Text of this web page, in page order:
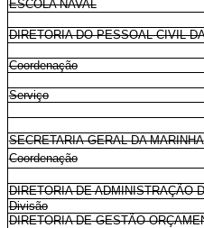
ESCOLA NAVAL
DIRETORIA DO PESSOAL CIVIL
Coordenação
Serviço
SECRETARIA-GERAL DA MARINHA
Coordenação
DIRETORIA DE ADMINISTRAÇÃO
Divisão
DIRETORIA DE GESTÃO